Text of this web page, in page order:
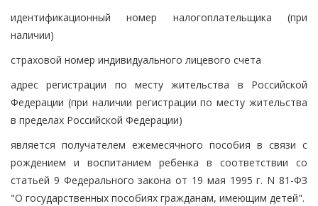
идентификационный номер налогоплательщика (при
наличии)
страховой номер индивидуального лицевого счета
адрес регистрации по месту жительства в Российской
Федерации (при наличии регистрации по месту жительства
в пределах Российской Федерации)
является получателем ежемесячного пособия в связи с
рождением и воспитанием ребенка в соответствии со
статьей 9 Федерального закона от 19 мая 1995 г. N 81-ФЗ
"О государственных пособиях гражданам, имеющим детей".